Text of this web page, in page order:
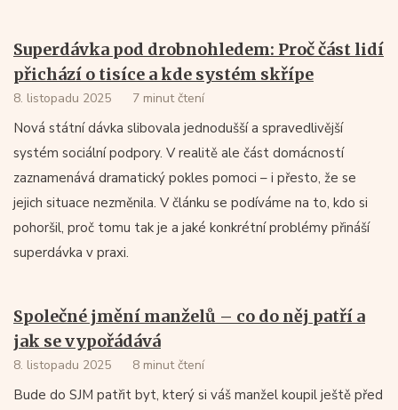
Superdávka pod drobnohledem: Proč část lidí
přichází o tisíce a kde systém skřípe
8. listopadu 2025 7 minut čtení
Nová státní dávka slibovala jednodušší a spravedlivější
systém sociální podpory. V realitě ale část domácností
zaznamenává dramatický pokles pomoci – i přesto, že se
jejich situace nezměnila. V článku se podíváme na to, kdo si
pohoršil, proč tomu tak je a jaké konkrétní problémy přináší
superdávka v praxi.
Společné jmění manželů – co do něj patří a
jak se vypořádává
8. listopadu 2025 8 minut čtení
Bude do SJM patřit byt, který si váš manžel koupil ještě před